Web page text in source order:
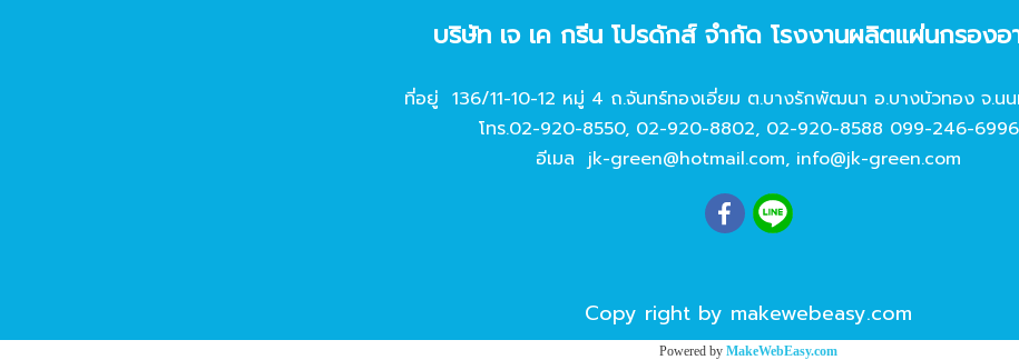
บริษัท เจ เค กรีน โปรดักส์ จํากัด โรงงานผลิตแผ่นกรองอ
ที่อยู่ 136/11-10-12 หมู่ 4 ถ.จันทร์ทองเอี่ยม ต.บางรักพัฒนา อ.บางบัวทอง จ.นน
โทร.02-920-8550, 02-920-8802, 02-920-8588 099-246-6996
อีเมล jk-green@hotmail.com, info@jk-green.com
Copy right by makewebeasy.com
Powered by MakeWebEasy.com